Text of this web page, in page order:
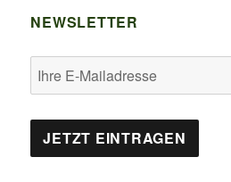
NEWSLETTER